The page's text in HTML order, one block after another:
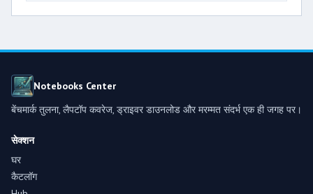
Notebooks Center
बेंचमार्क तुलना, लैपटॉप कवरेज, ड्राइवर डाउनलोड और मरम्मत संदर्भ एक ही जगह पर।
सेक्शन
घर
कैटलॉग